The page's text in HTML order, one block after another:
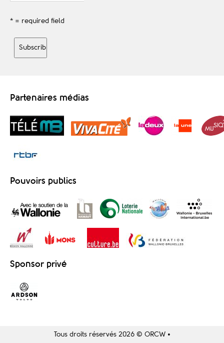
* = required field
Partenaires médias
Pouvoirs publics
Sponsor privé
Tous droits réservés 2026 © ORCW •